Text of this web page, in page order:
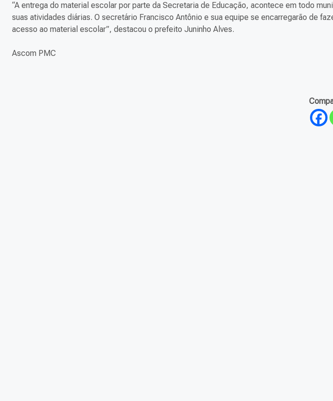
“A entrega do material escolar por parte da Secretaria de Educação, acontece em todo
suas atividades diárias. O secretário Francisco Antônio e sua equipe se encarregarão de
acesso ao material escolar”, destacou o prefeito Juninho Alves.
Ascom PMC